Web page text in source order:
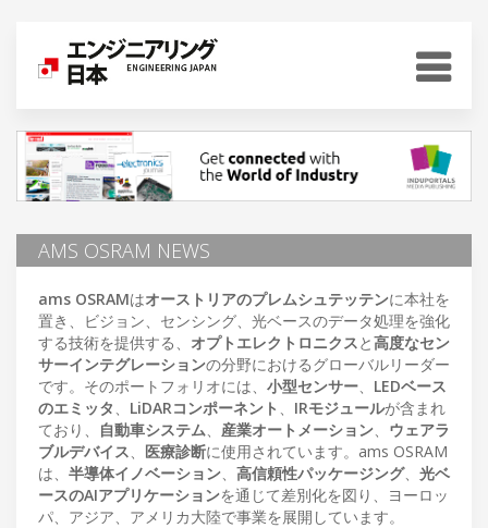
AMS OSRAM NEWS
ams OSRAMはオーストリアのプレムシュテッテンに本社を
置き、ビジョン、センシング、光ベースのデータ処理を強化
する技術を提供する、 オプトエレクトロニクスと高度なセン
サーインテグレーションの分野におけるグローバルリーダー
です。そのポートフォリオには、 小型センサー、 LEDベース
のエミッタ、 LiDARコンポーネント 、 IRモジュールが含まれ
ており、
自動車システム、 産業オートメーション、 ウェアラ
ブルデバイス、 医療診断に使用されています。ams OSRAM
は、 半導体イノベーション、 高信頼性パッケージング、 光ベ
ースのAIアプリケーションを通じて差別化を図り、ヨーロッ
パ、アジア、アメリカ大陸で事業を展開しています。